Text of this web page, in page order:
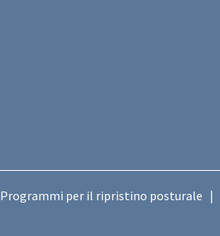
Programmi per il ripristino posturale